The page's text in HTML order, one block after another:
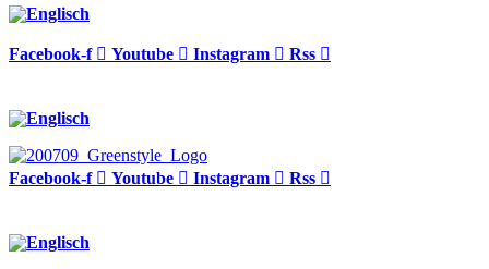
Facebook-f Youtube Instagram Rss
Facebook-f Youtube Instagram Rss